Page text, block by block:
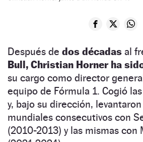
Después de dos décadas al
Bull, Christian Horner ha
su cargo como director
equipo de Fórmula 1. Cogió
y, bajo su dirección,
mundiales consecutivos con
(2010-2013) y las mismas con